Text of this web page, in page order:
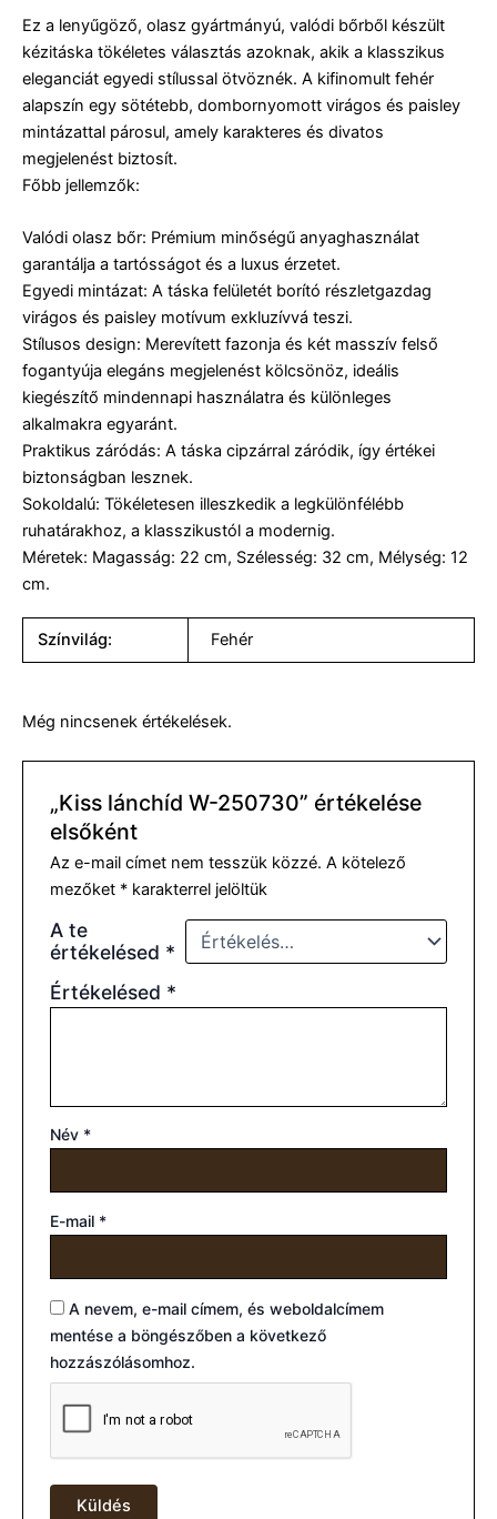
Ez a lenyűgöző, olasz gyártmányú, valódi bőrből készült
kézitáska tökéletes választás azoknak, akik a klasszikus
eleganciát egyedi stílussal ötvöznék. A kifinomult fehér
alapszín egy sötétebb, dombornyomott virágos és paisley
mintázattal párosul, amely karakteres és divatos
megjelenést biztosít.
Főbb jellemzők:
Valódi olasz bőr: Prémium minőségű anyaghasználat
garantálja a tartósságot és a luxus érzetet.
Egyedi mintázat: A táska felületét borító részletgazdag
virágos és paisley motívum exkluzívvá teszi.
Stílusos design: Merevített fazonja és két masszív felső
fogantyúja elegáns megjelenést kölcsönöz, ideális
kiegészítő mindennapi használatra és különleges
alkalmakra egyaránt.
Praktikus záródás: A táska cipzárral záródik, így értékei
biztonságban lesznek.
Sokoldalú: Tökéletesen illeszkedik a legkülönfélébb
ruhatárakhoz, a klasszikustól a modernig.
Méretek: Magasság: 22 cm, Szélesség: 32 cm, Mélység: 12
cm.
Színvilág: Fehér
Még nincsenek értékelések.
„Kiss lánchíd W-250730” értékelése
elsőként
Az e-mail címet nem tesszük közzé. A kötelező
mezőket * karakterrel jelöltük
A te
értékelésed *
Értékelésed *
Név *
E-mail *
A nevem, e-mail címem, és weboldalcímem
mentése a böngészőben a következő
hozzászólásomhoz.